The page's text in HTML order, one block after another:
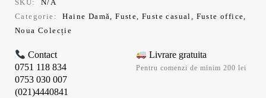
SKU:
N/A
Categorie:
Haine Damă,Fuste,Fuste casual, Fuste office,
Noua Colecție
Contact
0751 118 834
0753 030 007
(021)4440841
Livrare gratuita
Pentru comenzi de minim 200 lei